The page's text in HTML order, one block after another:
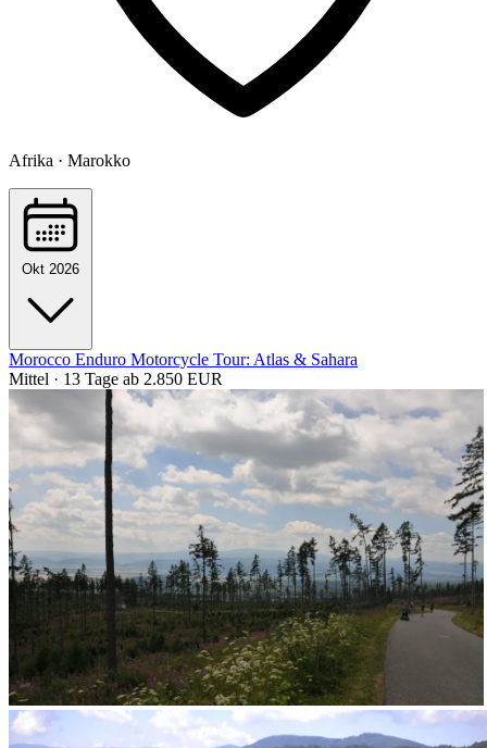
Afrika · Marokko
Okt 2026
Morocco Enduro Motorcycle Tour: Atlas & Sahara
Mittel · 13 Tage ab 2.850 EUR